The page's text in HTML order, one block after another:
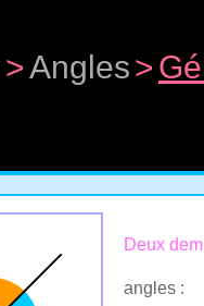
>Angles>
Deux
angles :